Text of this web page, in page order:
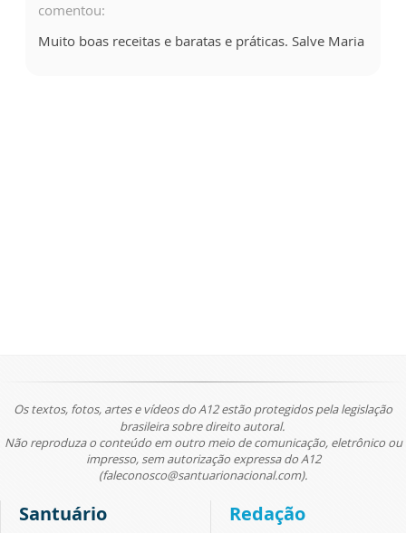
comentou:
Muito boas receitas e baratas e práticas. Salve Maria
Os textos, fotos, artes e vídeos do A12 estão protegidos pela legislação
brasileira sobre direito autoral.
Não reproduza o conteúdo em outro meio de comunicação, eletrônico ou
impresso, sem autorização expressa do A12
(faleconosco@santuarionacional.com).
Santuário Redação